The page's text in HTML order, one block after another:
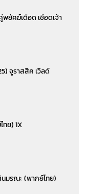
ยัคฆ์เดือด เชือดเจ้า
จูราสสิค เวิลด์
ทย) 1X
นมรณะ (พากย์ไทย)